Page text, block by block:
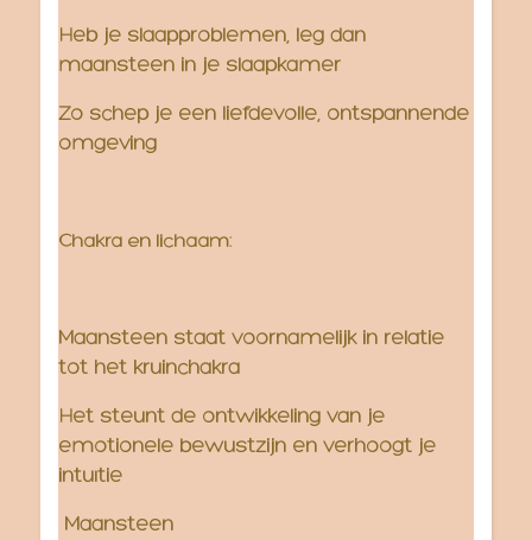
Heb je slaapproblemen, leg dan
maansteen in je slaapkamer
Zo schep je een liefdevolle, ontspannende
omgeving
Chakra en lichaam:
Maansteen staat voornamelijk in relatie
tot het kruinchakra
Het steunt de ontwikkeling van je
emotionele bewustzijn en verhoogt je
intuïtie
Maansteen